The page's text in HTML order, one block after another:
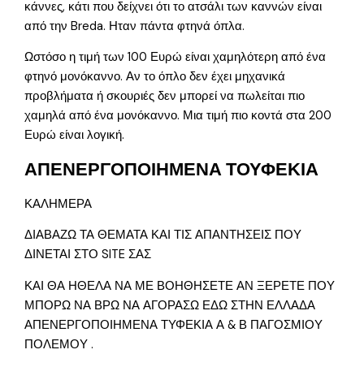
κάννες, κάτι που δείχνει ότι το ατσάλι των καννών είναι
από την Breda. Ηταν πάντα φτηνά όπλα.
Ωστόσο η τιμή των 100 Ευρώ είναι χαμηλότερη από ένα
φτηνό μονόκαννο. Αν το όπλο δεν έχει μηχανικά
προβλήματα ή σκουριές δεν μπορεί να πωλείται πιο
χαμηλά από ένα μονόκαννο. Μια τιμή πιο κοντά στα 200
Ευρώ είναι λογική.
ΑΠΕΝΕΡΓΟΠΟΙΗΜΕΝΑ ΤΟΥΦΕΚΙΑ
ΚΑΛΗΜΕΡΑ
ΔΙΑΒΑΖΩ ΤΑ ΘΕΜΑΤΑ ΚΑΙ ΤΙΣ ΑΠΑΝΤΗΣΕΙΣ ΠΟΥ
ΔΙΝΕΤΑΙ ΣΤΟ SITE ΣΑΣ
ΚΑΙ ΘΑ ΗΘΕΛΑ ΝΑ ΜΕ ΒΟΗΘΗΣΕΤΕ ΑΝ ΞΕΡΕΤΕ ΠΟΥ
ΜΠΟΡΩ ΝΑ ΒΡΩ ΝΑ ΑΓΟΡΑΣΩ ΕΔΩ ΣΤΗΝ ΕΛΛΑΔΑ
ΑΠΕΝΕΡΓΟΠΟΙΗΜΕΝΑ ΤΥΦΕΚΙΑ Α & Β ΠΑΓΟΣΜΙΟΥ
ΠΟΛΕΜΟΥ .